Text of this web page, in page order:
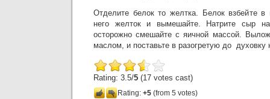
Отделите белок то желтка. Белок взбейте в
него желток и вымешайте. Натрите сыр
осторожно смешайте с яичной массой.
маслом, и поставьте в разогретую до духовку
Rating: 3.5/5 (17 votes cast)
Rating: +5 (from 5 votes)